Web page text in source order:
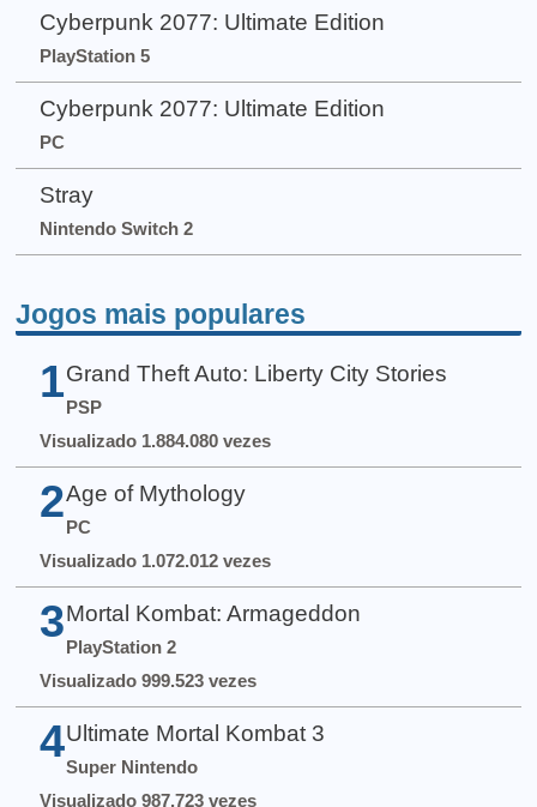
Cyberpunk 2077: Ultimate Edition
PlayStation 5
Cyberpunk 2077: Ultimate Edition
PC
Stray
Nintendo Switch 2
Jogos mais populares
1 Grand Theft Auto: Liberty City Stories
PSP
Visualizado 1.884.080 vezes
2 Age of Mythology
PC
Visualizado 1.072.012 vezes
3 Mortal Kombat: Armageddon
PlayStation 2
Visualizado 999.523 vezes
4 Ultimate Mortal Kombat 3
Super Nintendo
Visualizado 987.723 vezes